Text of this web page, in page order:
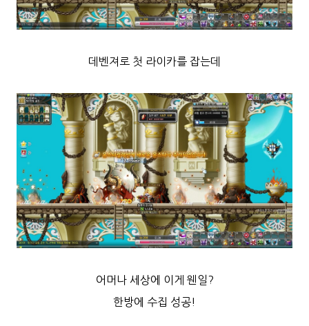
데벤져로 첫 라이카를 잡는데
어머나 세상에 이게 웬일?
한방에 수집 성공!